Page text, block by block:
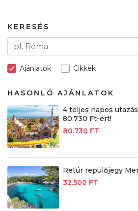
KERESÉS
Ajánlatok Cikkek
HASONLÓ AJÁNLATOK
4 teljes napos
80.730 Ft-ért!
80.730 FT
Retúr repülőjegy
32.500 FT